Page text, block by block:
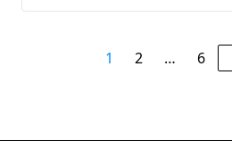
1 2 … 6